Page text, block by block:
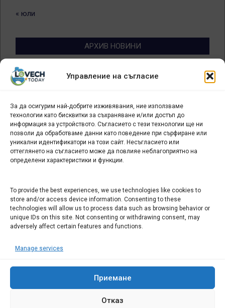
Управление на съгласие
За да осигурим най-добрите изживявания, ние използваме
технологии като бисквитки за съхраняване и/или достъп до
информация за устройството. Съгласието с тези технологии ще ни
позволи да обработваме данни като поведение при сърфиране или
уникални идентификатори на този сайт. Несъгласието или
оттеглянето на съгласието може да повлияе неблагоприятно на
определени характеристики и функции.
To provide the best experiences, we use technologies like cookies to
store and/or access device information. Consenting to these
technologies will allow us to process data such as browsing behavior or
unique IDs on this site. Not consenting or withdrawing consent, may
adversely affect certain features and functions.
Manage services
Приемане
Отказ
« юли
АРХИВ НОВИНИ
Архив
новини
БИЗНЕС
Арт галерия "Мостове" – магазин за изкуство
СЕВЕРОЗАПАДА ИНФОРМАЦИОНЕН БИЗНЕС
ТУРИСТИЧЕСКИ КЛЪСТЕР
ИНСТИТУЦИИ В ЛОВЕЧ
Административен съд Ловеч
Областна администрация Ловеч
ОДМВР Ловеч
Окръжен съд Ловеч